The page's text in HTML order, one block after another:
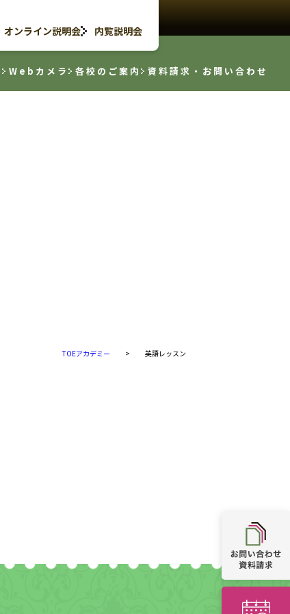
オンライン説明会 内覧説明会
Webカメラ 各校のご案内 資料請求・お問い合わせ
TOEアカデミー > 英語レッスン